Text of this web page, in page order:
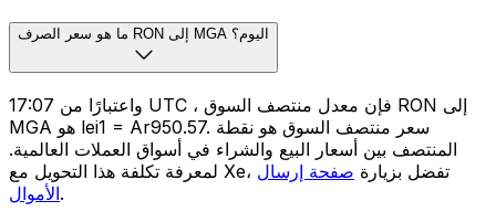
ما هو سعر الصرف RON إلى MGA اليوم؟
واعتبارًا من 17:07 UTC ، فإن معدل منتصف السوق RON إلى
MGA هو lei1 = Ar950.57. سعر منتصف السوق هو نقطة
المنتصف بين أسعار البيع والشراء في أسواق العملات العالمية.
لمعرفة تكلفة هذا التحويل مع Xe، تفضل بزيارة صفحة إرسال
الأموال.